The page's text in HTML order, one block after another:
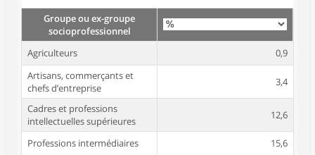
Groupe ou ex-groupe
socioprofessionnel
Agriculteurs
0,9
Artisans, commerçants et
chefs d’entreprise
3,4
Cadres et professions
intellectuelles supérieures
12,6
Professions intermédiaires
15,6